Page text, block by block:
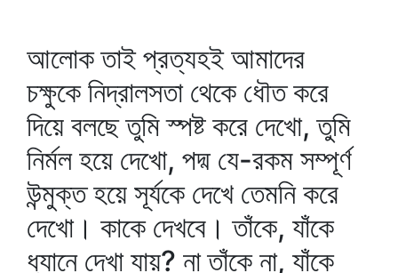
আলোক তাই প্রত্যহই আমাদের
চক্ষুকে নিদ্রালসতা থেকে ধৌত করে
দিয়ে বলছে তুমি স্পষ্ট করে দেখো, তুমি
নির্মল হয়ে দেখো, পদ্ম যে-রকম সম্পূর্ণ
উন্মুক্ত হয়ে সূর্যকে দেখে তেমনি করে
দেখো। কাকে দেখবে। তাঁকে, যাঁকে
ধ্যানে দেখা যায়? না তাঁকে না, যাঁকে